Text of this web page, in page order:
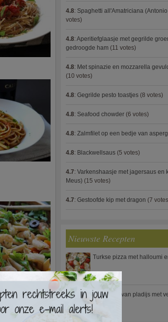
4.8: Spaghetti all'Amatriciana
votes)
4.8: Aperitiefglaasje met gegrilde
gedroogde ham (11 votes)
4.8: Met spinazie en mozzarella
(10 votes)
4.8: Gegrilde pesto toastjes (8 votes)
4.8: Seafood chowder (6 votes)
4.8: Zalmfilet op een bedje van
4.8: Blackwellsaus (5 votes)
4.7: Varkenshaasje met jagersaus en
Meus) (15 votes)
4.7: Gestoofde kip met dragon (7
Nieuwste Recepten
Turkse pizza met halloumi
Waterzooi van pladijs met
×